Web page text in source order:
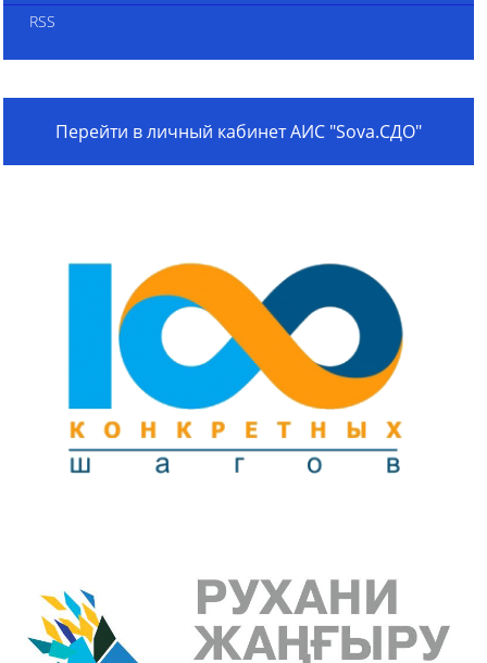
RSS
Перейти в личный кабинет АИС "Sova.СДО"